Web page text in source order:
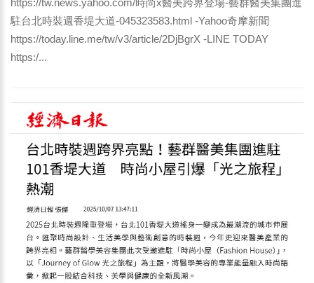
駐台北時裝週香堤大道-045323583.html -Yahoo奇摩新聞
https://today.line.me/tw/v3/article/2DjBgrX -LINE TODAY
https:/...